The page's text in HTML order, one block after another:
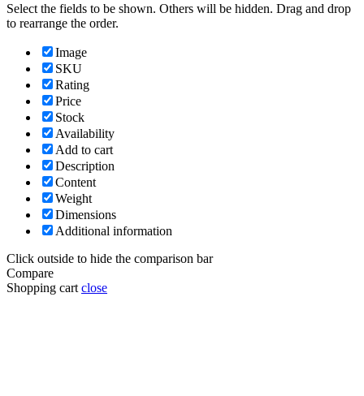
Select the fields to be shown. Others will be hidden. Drag and drop
to rearrange the order.
Image
SKU
Rating
Price
Stock
Availability
Add to cart
Description
Content
Weight
Dimensions
Additional information
Click outside to hide the comparison bar
Compare
Shopping cart close